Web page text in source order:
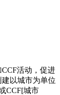
活动，促进
以城市为单位
CCF[城市